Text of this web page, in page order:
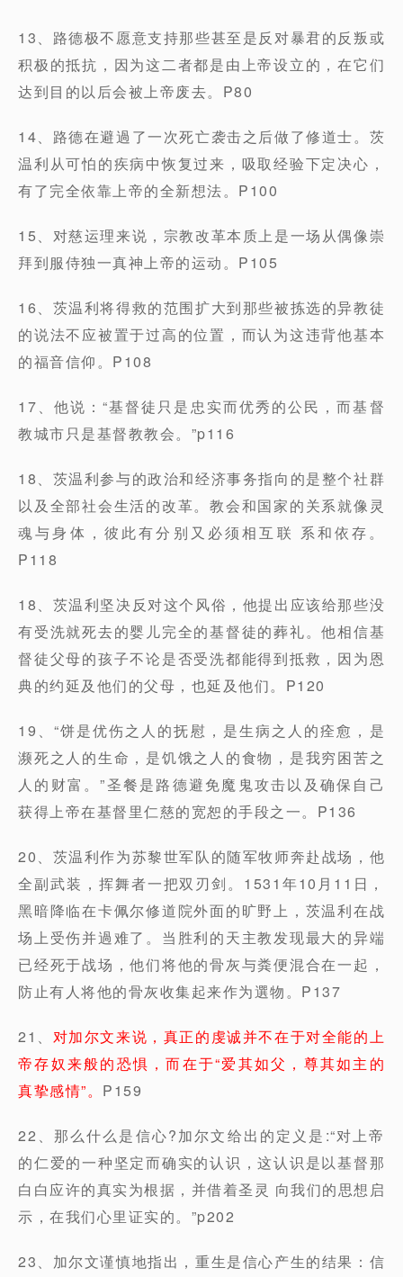
13、路德极不愿意支持那些甚至是反对暴君的反叛或
积极的抵抗，因为这二者都是由上帝设立的，在它们
达到目的以后会被上帝废去。P80
14、路德在避過了一次死亡袭击之后做了修道士。茨
温利从可怕的疾病中恢复过来，吸取经验下定决心，
有了完全依靠上帝的全新想法。P100
15、对慈运理来说，宗教改革本质上是一场从偶像崇
拜到服侍独一真神上帝的运动。P105
16、茨温利将得救的范围扩大到那些被拣选的异教徒
的说法不应被置于过高的位置，而认为这违背他基本
的福音信仰。P108
17、他说：“基督徒只是忠实而优秀的公民，而基督
教城市只是基督教教会。”p116
18、茨温利参与的政治和经济事务指向的是整个社群
以及全部社会生活的改革。教会和国家的关系就像灵
魂与身体，彼此有分别又必须相互联 系和依存。
P118
18、茨温利坚决反对这个风俗，他提出应该给那些没
有受洗就死去的婴儿完全的基督徒的葬礼。他相信基
督徒父母的孩子不论是否受洗都能得到抵救，因为恩
典的约延及他们的父母，也延及他们。P120
19、“饼是优伤之人的抚慰，是生病之人的痊愈，是
濒死之人的生命，是饥饿之人的食物，是我穷困苦之
人的财富。”圣餐是路德避免魔鬼攻击以及确保自己
获得上帝在基督里仁慈的宽恕的手段之一。P136
20、茨温利作为苏黎世军队的随军牧师奔赴战场，他
全副武装，挥舞者一把双刃剑。1531年10月11日，
黑暗降临在卡佩尔修道院外面的旷野上，茨温利在战
场上受伤并過难了。当胜利的天主教发现最大的异端
已经死于战场，他们将他的骨灰与粪便混合在一起，
防止有人将他的骨灰收集起来作为選物。P137
21、 对加尔文来说，真正的虔诚并不在于对全能的上
帝存奴来般的恐惧，而在于“爱其如父，尊其如主的
真挚感情”。 P159
22、那么什么是信心?加尔文给出的定义是:“对上帝
的仁爱的一种坚定而确实的认识，这认识是以基督那
白白应许的真实为根据，并借着圣灵 向我们的思想启
示，在我们心里证实的。”p202
23、加尔文谨慎地指出，重生是信心产生的结果：信